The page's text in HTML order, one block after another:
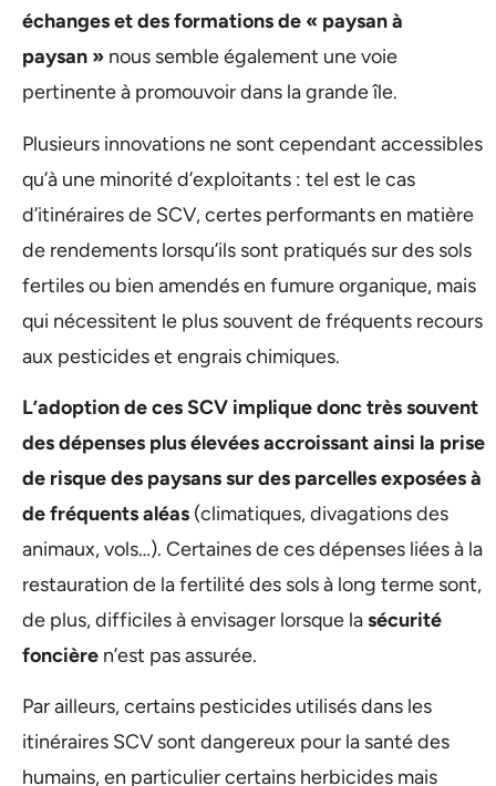
échanges et des formations de « paysan à
paysan » nous semble également une voie
pertinente à promouvoir dans la grande île.
Plusieurs innovations ne sont cependant accessibles
qu’à une minorité d’exploitants : tel est le cas
d’itinéraires de SCV, certes performants en matière
de rendements lorsqu’ils sont pratiqués sur des sols
fertiles ou bien amendés en fumure organique, mais
qui nécessitent le plus souvent de fréquents recours
aux pesticides et engrais chimiques.
L’adoption de ces SCV implique donc très souvent
des dépenses plus élevées accroissant ainsi la prise
de risque des paysans sur des parcelles exposées à
de fréquents aléas (climatiques, divagations des
animaux, vols…). Certaines de ces dépenses liées à la
restauration de la fertilité des sols à long terme sont,
de plus, difficiles à envisager lorsque lasécurité
foncière n’est pas assurée.
Par ailleurs, certains pesticides utilisés dans les
itinéraires SCV sont dangereux pour la santé des
humains, en particulier certains herbicides mais